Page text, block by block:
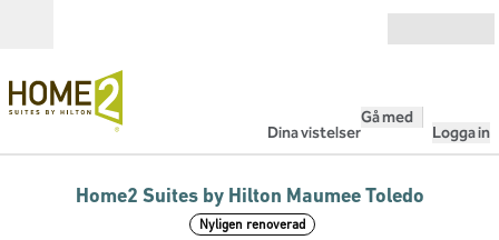
Dina vistelser
Gå med
Logga in
Home2 Suites by Hilton Maumee Toledo
Nyligen renoverad